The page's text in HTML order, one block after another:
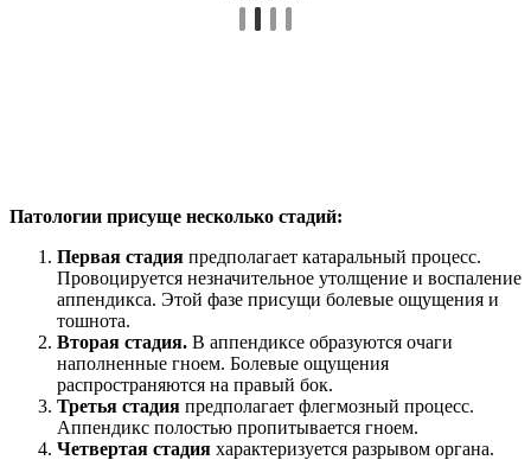
Патологии присуще несколько стадий:
Первая стадия предполагает катаральный процесс.
Провоцируется незначительное утолщение и воспаление
аппендикса. Этой фазе присущи болевые ощущения и
тошнота.
Вторая стадия. В аппендиксе образуются очаги
наполненные гноем. Болевые ощущения
распространяются на правый бок.
Третья стадия предполагает флегмозный процесс.
Аппендикс полостью пропитывается гноем.
Четвертая стадия характеризуется разрывом органа.